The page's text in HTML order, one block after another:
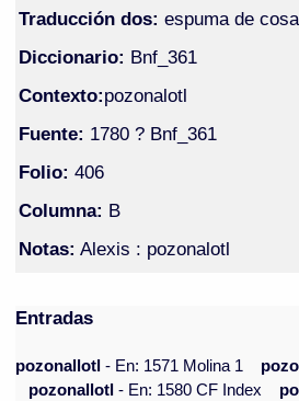
Traducción dos: espuma de
Diccionario: Bnf_361
Contexto:pozonalotl
Fuente: 1780 ? Bnf_361
Folio: 406
Columna: B
Notas: Alexis : pozonalotl
Entradas
pozonallotl- En: 1571 Molina 1
pozonallotl- En: 1580 CF Index